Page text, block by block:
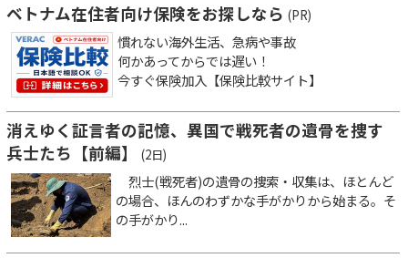
ベトナム在住者向け保険をお探しなら (PR)
慣れない海外生活、急病や事故
何かあってからでは遅い！
今すぐ保険加入【保険比較サイト】
消えゆく証言者の記憶、異国で戦死者の遺骨を捜す
兵士たち【前編】
(2日)
烈士(戦死者)の遺骨の捜索・収集は、ほとんど
の場合、ほんのわずかな手がかりから始まる。そ
の手がかり...